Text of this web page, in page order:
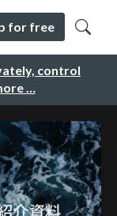
control
…
for free